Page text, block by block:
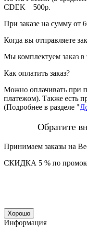
CDEK – 500р.
При заказе на сумму
Когда вы отправляете
Мы комплектуем заказ в
Как оплатить заказ?
Можно оплачивать при
платежом). Также есть
(Подробнее в разделе "
Обратите
Принимаем заказы на
СКИДКА 5 % по
Хорошо
Информация